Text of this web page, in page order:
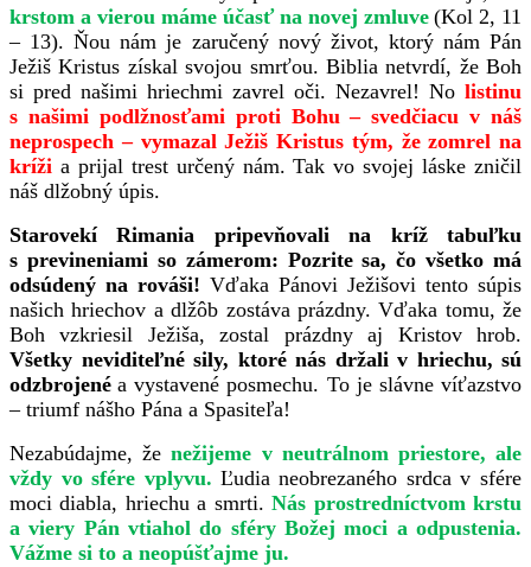
krstom a vierou máme účasť na novej zmluve (Kol 2, 11
– 13). Ňou nám je zaručený nový život, ktorý nám Pán
Ježiš Kristus získal svojou smrťou. Biblia netvrdí, že Boh
si pred našimi hriechmi zavrel oči. Nezavrel! No listinu
s našimi podlžnosťami proti Bohu – svedčiacu v náš
neprospech – vymazal Ježiš Kristus tým, že zomrel na
kríži a prijal trest určený nám. Tak vo svojej láske zničil
náš dlžobný úpis.
Starovekí Rimania pripevňovali na kríž tabuľku
s previneniami so zámerom: Pozrite sa, čo všetko má
odsúdený na rováši! Vďaka Pánovi Ježišovi tento súpis
našich hriechov a dlžôb zostáva prázdny. Vďaka tomu, že
Boh vzkriesil Ježiša, zostal prázdny aj Kristov hrob.
Všetky neviditeľné sily, ktoré nás držali v hriechu, sú
odzbrojené a vystavené posmechu. To je slávne víťazstvo
– triumf nášho Pána a Spasiteľa!
Nezabúdajme, ženežijeme v neutrálnom priestore, ale
vždy vo sfére vplyvu. Ľudia neobrezaného srdca v sfére
moci diabla, hriechu a smrti.Nás prostredníctvom krstu
a viery Pán vtiahol do sféry Božej moci a odpustenia.
Vážme si to a neopúšťajme ju.